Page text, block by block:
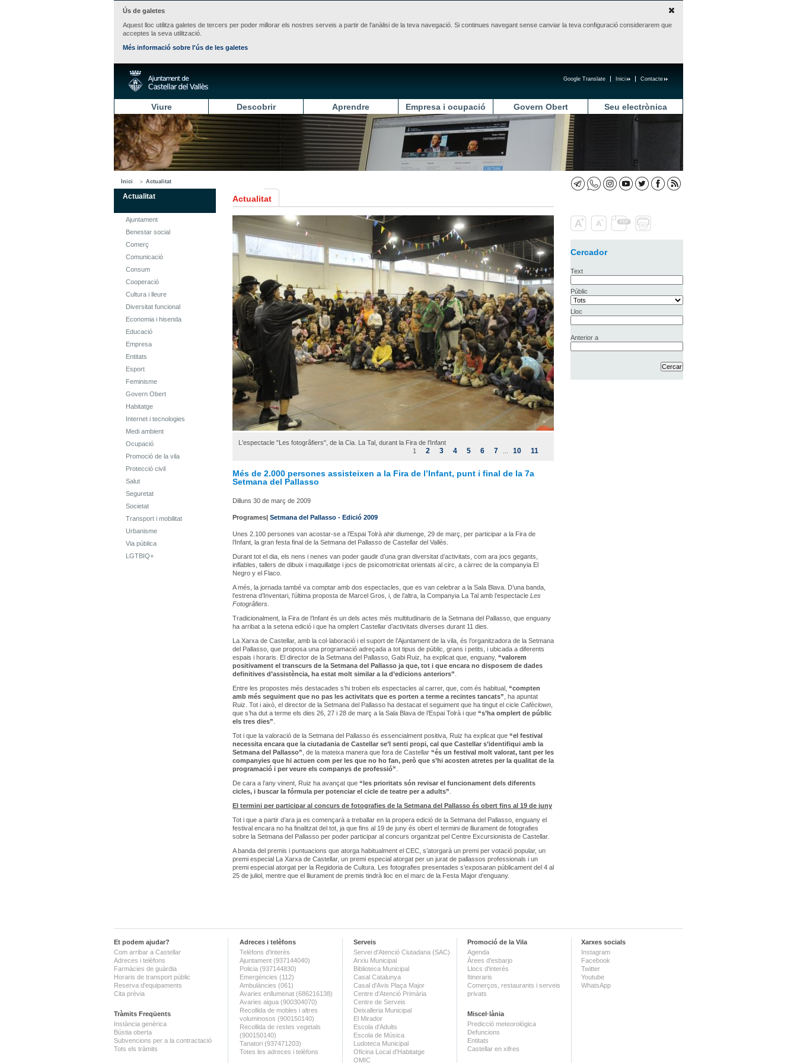
Ús de galetes
Aquest lloc utilitza galetes de tercers per poder millorar els nostres serveis a partir de l'anàlisi de la teva navegació. Si continues navegant sense canviar la teva configuració considerarem que
acceptes la seva utilització.
Més informació sobre l'ús de les galetes
Contacte
Inici
Google Translate
Viure Descobrir Aprendre Empresa i ocupació Govern Obert Seu electrònica
Inici Actualitat
Actualitat
Ajuntament
Benestar social
Comerç
Comunicació
Consum
Cooperació
Cultura i lleure
Diversitat funcional
Economia i hisenda
Educació
Empresa
Entitats
Esport
Feminisme
Govern Obert
Habitatge
Internet i tecnologies
Medi ambient
Ocupació
Promoció de la vila
Protecció civil
Salut
Seguretat
Societat
Transport i mobilitat
Urbanisme
Via pública
LGTBIQ+
Actualitat
L'espectacle "Les fotogrâfiers", de la Cia. La Tal, durant la Fira de l'Infant
1
2 3 4 5 6 7 10 11
Més de 2.000 persones assisteixen a la Fira de l’Infant, punt i final de la 7a
Setmana del Pallasso
Dilluns 30 de març de 2009
Programes| Setmana del Pallasso - Edició 2009
Unes 2.100 persones van acostar-se a l’Espai Tolrà ahir diumenge, 29 de març, per participar a la Fira de
l’Infant, la gran festa final de la Setmana del Pallasso de Castellar del Vallès.
Durant tot el dia, els nens i nenes van poder gaudir d’una gran diversitat d’activitats, com ara jocs gegants,
inflables, tallers de dibuix i maquillatge i jocs de psicomotricitat orientats al circ, a càrrec de la companyia El
Negro y el Flaco.
A més, la jornada també va comptar amb dos espectacles, que es van celebrar a la Sala Blava. D’una banda,
l’estrena d’Inventari, l’última proposta de Marcel Gros, i, de l’altra, la Companyia La Tal amb l’espectacle Les
Fotogrâfiers
Tradicionalment, la Fira de l’Infant és un dels actes més multitudinaris de la Setmana del Pallasso, que enguany
ha arribat a la setena edició i que ha omplert Castellar d’activitats diverses durant 11 dies.
La Xarxa de Castellar, amb la col·laboració i el suport de l’Ajuntament de la vila, és l’organitzadora de la Setmana
del Pallasso, que proposa una programació adreçada a tot tipus de públic, grans i petits, i ubicada a diferents
espais i horaris. El director de la Setmana del Pallasso, Gabi Ruiz, ha explicat que, enguany, “valorem
positivament el transcurs de la Setmana del Pallasso ja que, tot i que encara no disposem de dades
definitives d’assistència, ha estat molt similar a la d’edicions anteriors”
Entre les propostes més destacades s’hi troben els espectacles al carrer, que, com és habitual, “compten
amb més seguiment que no pas les activitats que es porten a terme a recintes tancats” , ha apuntat
Ruiz. Tot i això, el director de la Setmana del Pallasso ha destacat el seguiment que ha tingut el cicle Cafèclown
que s’ha dut a terme els dies 26, 27 i 28 de març a la Sala Blava de l’Espai Tolrà i que “s’ha omplert de públic
els tres dies”
Tot i que la valoració de la Setmana del Pallasso és essencialment positiva, Ruiz ha explicat que “el festival
necessita encara que la ciutadania de Castellar se’l senti propi, cal que Castellar s’identifiqui amb la
Setmana del Pallasso” , de la mateixa manera que fora de Castellar “és un festival molt valorat, tant per les
companyies que hi actuen com per les que no ho fan, però que s’hi acosten atretes per la qualitat de la
programació i per veure els companys de professió”
De cara a l’any vinent, Ruiz ha avançat que “les prioritats són revisar el funcionament dels diferents
cicles, i buscar la fórmula per potenciar el cicle de teatre per a adults”
El termini per participar al concurs de fotografies de la Setmana del Pallasso és obert fins al 19 de juny
Tot i que a partir d’ara ja es començarà a treballar en la propera edició de la Setmana del Pallasso, enguany el
festival encara no ha finalitzat del tot, ja que fins al 19 de juny és obert el termini de lliurament de fotografies
sobre la Setmana del Pallasso per poder participar al concurs organitzat pel Centre Excursionista de Castellar.
A banda del premis i puntuacions que atorga habitualment el CEC, s’atorgarà un premi per votació popular, un
premi especial La Xarxa de Castellar, un premi especial atorgat per un jurat de pallassos professionals i un
premi especial atorgat per la Regidoria de Cultura. Les fotografies presentades s’exposaran públicament del 4 al
25 de juliol, mentre que el lliurament de premis tindrà lloc en el marc de la Festa Major d’enguany.
Cercador
Text
Públic
Lloc
Anterior a
Et podem ajudar?
Com arribar a Castellar
Adreces i telèfons
Farmàcies de guàrdia
Horaris de transport públic
Reserva d'equipaments
Cita prèvia
Tràmits Freqüents
Instància genèrica
Bústia oberta
Subvencions per a la contractació
Tots els tràmits
Adreces i telèfons
Telèfons d'interès
Ajuntament (937144040)
Policia (937144830)
Emergències (112)
Ambulàncies (061)
Avaries enllumenat (686216138)
Avaries aigua (900304070)
Recollida de mobles i altres
voluminosos (900150140)
Recollida de restes vegetals
(900150140)
Tanatori (937471203)
Totes les adreces i telèfons
Serveis
Servei d'Atenció Ciutadana (SAC)
Arxiu Municipal
Biblioteca Municipal
Casal Catalunya
Casal d'Avis Plaça Major
Centre d'Atenció Primària
Centre de Serveis
Deixalleria Municipal
El Mirador
Escola d'Adults
Escola de Música
Ludoteca Municipal
Oficina Local d'Habitatge
OMIC
Promoció de la Vila
Agenda
Àrees d'esbarjo
Llocs d'interès
Itineraris
Comerços, restaurants i serveis
privats
Miscel·lània
Predicció meteorològica
Defuncions
Entitats
Castellar en xifres
Xarxes socials
Instagram
Facebook
Twitter
Youtube
WhatsApp